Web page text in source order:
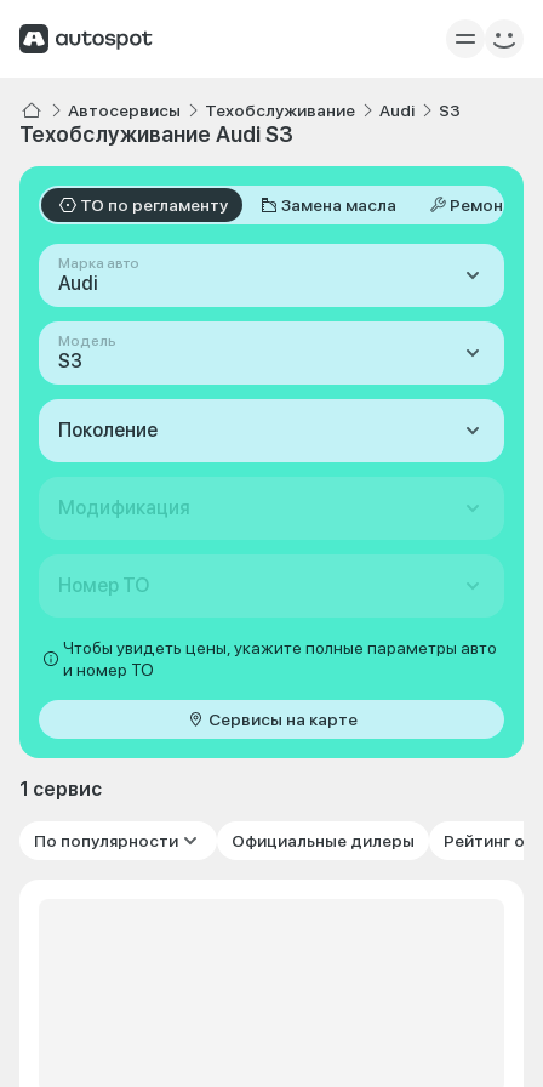
Автосервисы Техобслуживание Audi S3
Техобслуживание Audi S3
ТО по регламенту Замена масла Ремонт
Марка авто
Audi
Модель
S3
Поколение
Модификация
Номер ТО
Чтобы увидеть цены, укажите полные параметры авто
и номер ТО
Сервисы на карте
1 сервис
По популярности Официальные дилеры Рейтинг